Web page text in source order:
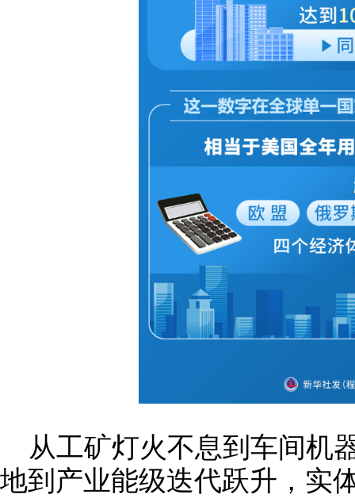
从工矿灯火不息到车间机
地到产业能级迭代跃升，实